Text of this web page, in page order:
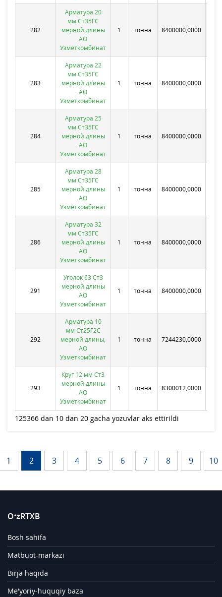
282
Арматура 20
мм Ст35ГС
мерной длины
АО
Узметкомбинат
1 тонна 8400000,0000
283
Арматура 22
мм Ст35ГС
мерной длины
АО
Узметкомбинат
1 тонна 8400000,0000
284
Арматура 25
мм Ст35ГС
мерной длины
АО
Узметкомбинат
1 тонна 8400000,0000
285
Арматура 28
мм Ст35ГС
мерной длины
АО
Узметкомбинат
1 тонна 8400000,0000
286
Арматура 32
мм Ст35ГС
мерной длины
АО
Узметкомбинат
1 тонна 8400000,0000
291
Уголок 63 Ст3
мерной длины
АО
Узметкомбинат
1 тонна 8400000,0000
292
Арматура 10
мм Ст25Г2С
мерной длины,
АО
Узметкомбинат
1 тонна 7244230,0000
293
Круг 12 мм Ст3
мерной длины
АО
Узметкомбинат
1 тонна 8300012,0000
125366 dan 10 dan 20 gacha yozuvlar aks ettirildi
1 2 3 4 5 6 7 8 9 10
O‘zRTXB
Bosh sahifa
Matbuot-markazi
Birja haqida
Me'yoriy-huquqiy baza